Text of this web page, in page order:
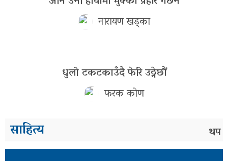
नारायण खड्का
धुलो टकटकाउँदै फेरि उठ्नेछौं
फरक कोण
साहित्य थप